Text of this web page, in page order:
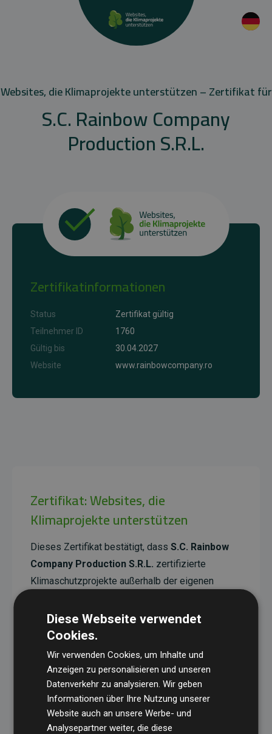
Websites, die Klimaprojekte unterstützen – Zertifikat für
S.C. Rainbow Company
Production S.R.L.
Zertifikatinformationen
Status
Zertifikat gültig
Teilnehmer ID
1760
Gültig bis
30.04.2027
Website
www.rainbowcompany.ro
Zertifikat: Websites, die
Klimaprojekte unterstützen
Dieses Zertifikat bestätigt, dass S.C. Rainbow
Company Production S.R.L. zertifizierte
Klimaschutzprojekte außerhalb der eigenen
haben eine nachgewiesene CO₂-reduzierende
Wirkung, die im Durchschnitt dem Doppelten der
geschätzten Emissionen der Website entspricht.
Alle unterstützten Projekte werden durchGold
Standardverifiziert und erfüllen höchste
Anforderungen an Qualität, tatsächliche
Klimawirkung und Transparenz. Weitere
Diese Webseite verwendet
Cookies.
Wir verwenden Cookies, um Inhalte und
Anzeigen zu personalisieren und unseren
Datenverkehr zu analysieren. Wir geben
Informationen über Ihre Nutzung unserer
Website auch an unsere Werbe- und
Analysepartner weiter, die diese